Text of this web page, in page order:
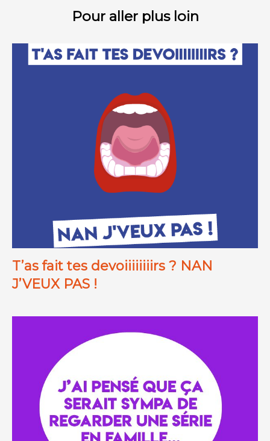
Pour aller plus loin
T’as fait tes devoiiiiiiiirs ? NAN
J’VEUX PAS !